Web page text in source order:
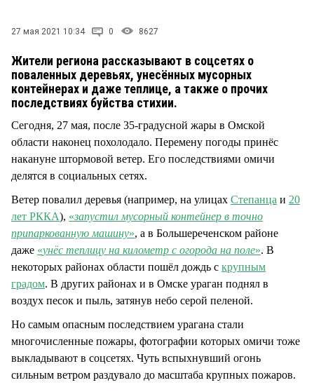
27 мая 2021 10:34 0 8627
Жители региона рассказывают в соцсетях о
поваленных деревьях, унесённых мусорных
контейнерах и даже теплице, а также о прочих
последствиях буйства стихии.
Сегодня, 27 мая, после 35-градусной жары в Омской
области наконец похолодало. Перемену погоды принёс
накануне штормовой ветер. Его последствиями омичи
делятся в социальных сетях.
Ветер повалил деревья (например, на улицах Степанца и 20
лет РККА), «запустил мусорный контейнер в точно
припаркованную машину», а в Большереченском районе
даже «унёс теплицу на километр с огорода на поле». В
некоторых районах области пошёл дождь с крупным
градом. В других районах и в Омске ураган поднял в
воздух песок и пыль, затянув небо серой пеленой.
Но самым опасным последствием урагана стали
многочисленные пожары, фотографии которых омичи тоже
выкладывают в соцсетях. Чуть вспыхнувший огонь
сильным ветром раздувало до масштаба крупных пожаров.